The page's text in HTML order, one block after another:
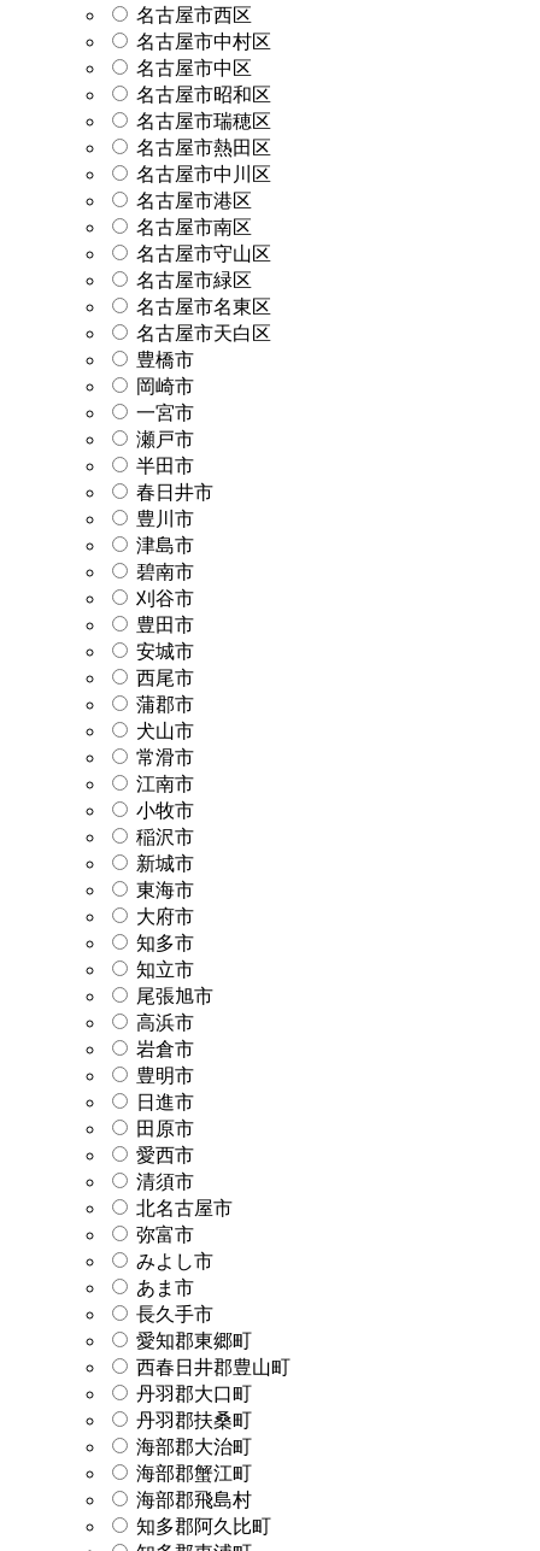
名古屋市西区
名古屋市中村区
名古屋市中区
名古屋市昭和区
名古屋市瑞穂区
名古屋市熱田区
名古屋市中川区
名古屋市港区
名古屋市南区
名古屋市守山区
名古屋市緑区
名古屋市名東区
名古屋市天白区
豊橋市
岡崎市
一宮市
瀬戸市
半田市
春日井市
豊川市
津島市
碧南市
刈谷市
豊田市
安城市
西尾市
蒲郡市
犬山市
常滑市
江南市
小牧市
稲沢市
新城市
東海市
大府市
知多市
知立市
尾張旭市
高浜市
岩倉市
豊明市
日進市
田原市
愛西市
清須市
北名古屋市
弥富市
みよし市
あま市
長久手市
愛知郡東郷町
西春日井郡豊山町
丹羽郡大口町
丹羽郡扶桑町
海部郡大治町
海部郡蟹江町
海部郡飛島村
知多郡阿久比町